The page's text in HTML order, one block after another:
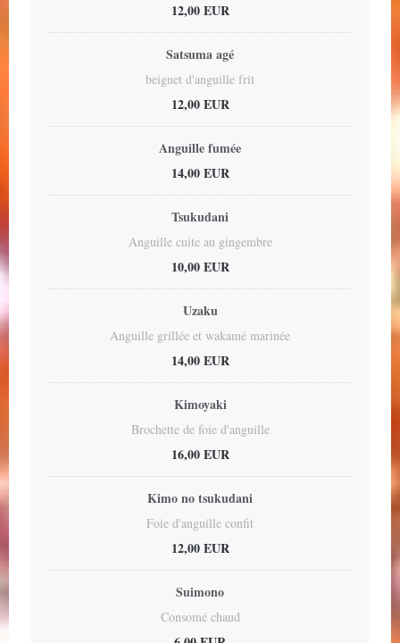
12,00 EUR
Satsuma agé
beignet d'anguille frit
12,00 EUR
Anguille fumée
14,00 EUR
Tsukudani
Anguille cuite au gingembre
10,00 EUR
Uzaku
Anguille grillée et wakamé marinée
14,00 EUR
Kimoyaki
Brochette de foie d'anguille
16,00 EUR
Kimo no tsukudani
Foie d'anguille confit
12,00 EUR
Suimono
Consomé chaud